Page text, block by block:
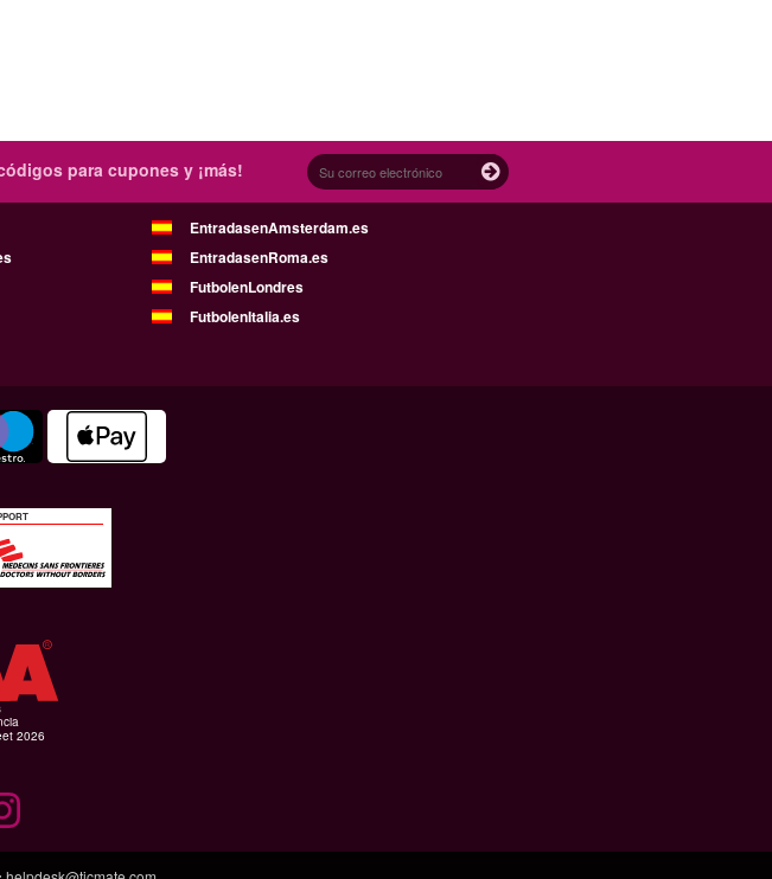
para cupones y ¡más!
EntradasenAmsterdam.es
EntradasenRoma.es
FutbolenLondres
FutbolenItalia.es
2026